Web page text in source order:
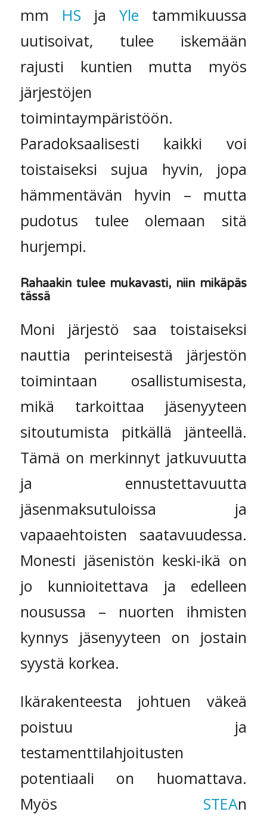
mm HS jaYle tammikuussa
uutisoivat, tulee iskemään
rajusti kuntien mutta myös
järjestöjen
toimintaympäristöön.
Paradoksaalisesti kaikki voi
toistaiseksi sujua hyvin, jopa
hämmentävän hyvin – mutta
pudotus tulee olemaan sitä
hurjempi.
Rahaakin tulee mukavasti, niin mikäpäs
tässä
Moni järjestö saa toistaiseksi
nauttia perinteisestä järjestön
toimintaan osallistumisesta,
mikä tarkoittaa jäsenyyteen
sitoutumista pitkällä jänteellä.
Tämä on merkinnyt jatkuvuutta
ja ennustettavuutta
jäsenmaksutuloissa ja
vapaaehtoisten saatavuudessa.
Monesti jäsenistön keski-ikä on
jo kunnioitettava ja edelleen
nousussa – nuorten ihmisten
kynnys jäsenyyteen on jostain
syystä korkea.
Ikärakenteesta johtuen väkeä
poistuu ja
testamenttilahjoitusten
potentiaali on huomattava.
Myös STEAn